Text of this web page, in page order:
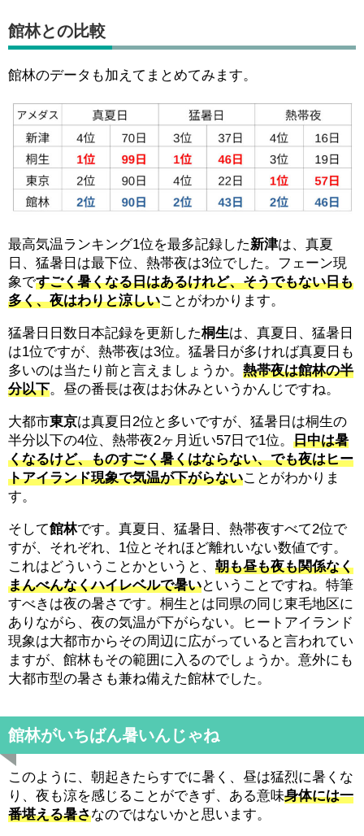
館林との比較
館林のデータも加えてまとめてみます。
最高気温ランキング1位を最多記録した新津は、真夏
日、猛暑日は最下位、熱帯夜は3位でした。フェーン現
象ですごく暑くなる日はあるけれど、そうでもない日も
多く、夜はわりと涼しいことがわかります。
猛暑日日数日本記録を更新した桐生は、真夏日、猛暑日
は1位ですが、熱帯夜は3位。猛暑日が多ければ真夏日も
多いのは当たり前と言えましょうか。 熱帯夜は館林の半
分以下。昼の番長は夜はお休みというかんじですね。
大都市東京は真夏日2位と多いですが、猛暑日は桐生の
半分以下の4位、熱帯夜2ヶ月近い57日で1位。 日中は暑
くなるけど、ものすごく暑くはならない、でも夜はヒー
トアイランド現象で気温が下がらないことがわかりま
す。
そして館林です。真夏日、猛暑日、熱帯夜すべて2位で
すが、それぞれ、1位とそれほど離れいない数値です。
これはどういうことかというと、 朝も昼も夜も関係なく
まんべんなくハイレベルで暑いということですね。特筆
すべきは夜の暑さです。桐生とは同県の同じ東毛地区に
ありながら、夜の気温が下がらない。ヒートアイランド
現象は大都市からその周辺に広がっていると言われてい
ますが、館林もその範囲に入るのでしょうか。意外にも
大都市型の暑さも兼ね備えた館林でした。
館林がいちばん暑いんじゃね
このように、朝起きたらすでに暑く、昼は猛烈に暑くな
り、夜も涼を感じることができず、ある意味身体には一
番堪える暑さなのではないかと思います。